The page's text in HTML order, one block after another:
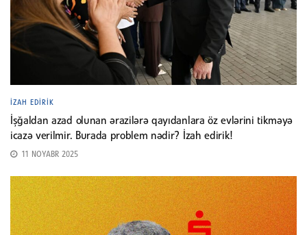
İZAH EDIRIK
İşğaldan azad olunan ərazilərə qayıdanlara öz evlərini tikməyə
icazə verilmir. Burada problem nədir? İzah edirik!
11 NOYABR 2025